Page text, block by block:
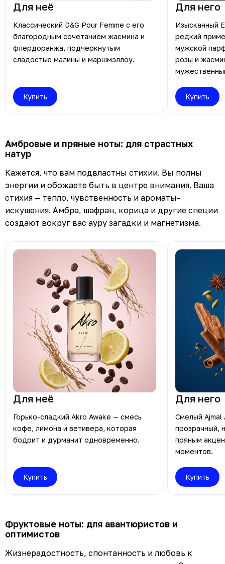
Для неё
Классический D&G Pour Femme с его
благородным сочетанием жасмина и
флердоранжа, подчеркнутым
сладостью малины и маршмэллоу.
Купить
Для него
Изысканный
редкий
мужской
розы и
Купить
Амбровые и пряные ноты: для страстных
натур
Кажется, что вам подвластны стихии. Вы полны
энергии и обожаете быть в центре внимания. Ваша
стихия — тепло, чувственность и ароматы-
искушения. Амбра, шафран, корица и другие специи
создают вокруг вас ауру загадки и магнетизма.
Для неё
Горько-сладкий Akro Awake — смесь
кофе, лимона и ветивера, которая
бодрит и дурманит одновременно.
Купить
Для него
Смелый Ajmal
прозрачный,
пряным
моментов.
Купить
Фруктовые ноты: для авантюристов и
оптимистов
Жизнерадостность, спонтанность и любовь к